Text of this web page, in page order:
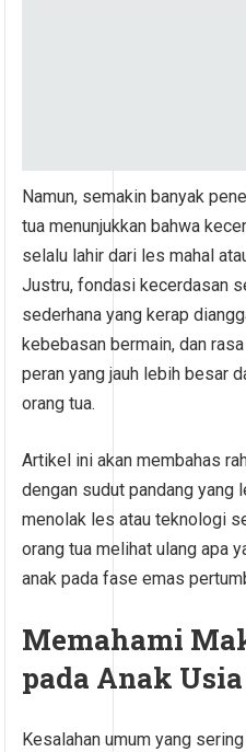
Namun, semakin banyak
tua menunjukkan bahwa
selalu lahir dari les mahal
Justru, fondasi kecerdasan
sederhana yang kerap
kebebasan bermain, dan
peran yang jauh lebih besar
orang tua.
Artikel ini akan membahas
dengan sudut pandang yang
menolak les atau teknologi
orang tua melihat ulang apa
anak pada fase emas
Memahami
pada Anak
Kesalahan umum yang